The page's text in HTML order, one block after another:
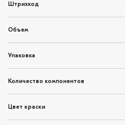
Штрихкод
Объем
Упаковка
Количество компонентов
Цвет краски